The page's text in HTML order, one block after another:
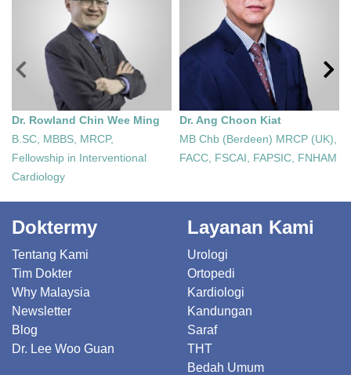
Dr. Rowland Chin Wee Ming
B.SC, MBBS, MRCP,
Fellowship in Interventional
Cardiology
Dr. Ang Choon Kiat
MB Chb (Berdeen) MRCP (UK),
FACC, FSCAI, FAPSIC, FNHAM
Doktermy
Tentang Kami
Tim Dokter
Why Malaysia
Newsletter
Blog
Dr. Lee Woo Guan
Layanan Kami
Urologi
Ortopedi
Kardiologi
Kandungan
Saraf
THT
Bedah Umum